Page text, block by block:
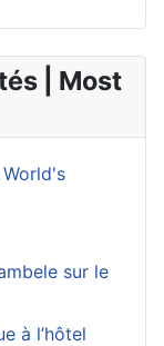
| Most
sur le
à l’hôtel